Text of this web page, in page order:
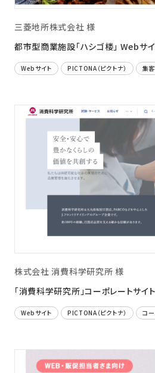
三菱地所株式会社 様
都市型商業施設「ハシゴ楼」 Webサ
Webサイト PICTONA（ピクトナ） 集客
株式会社 消費科学研究所 様
「消費科学研究所」コーポレートサイ
Webサイト PICTONA（ピクトナ） コ